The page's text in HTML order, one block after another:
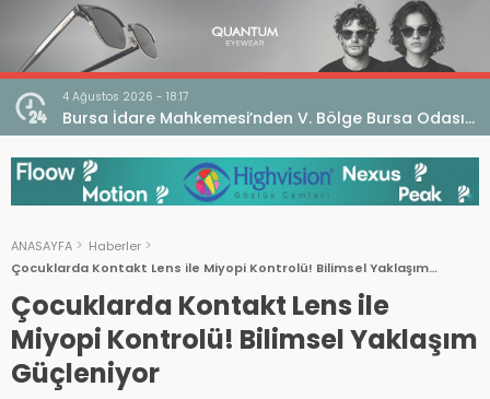
4 Ağustos 2026 - 18:17
Bursa İdare Mahkemesi’nden V. Bölge Bursa Odası
Genel Kurulu Hakkında İptal Kararı
ANASAYFA
Haberler
Çocuklarda Kontakt Lens ile Miyopi Kontrolü! Bilimsel Yaklaşım
Çocuklarda Kontakt Lens ile
Miyopi Kontrolü! Bilimsel Yaklaşım
Güçleniyor